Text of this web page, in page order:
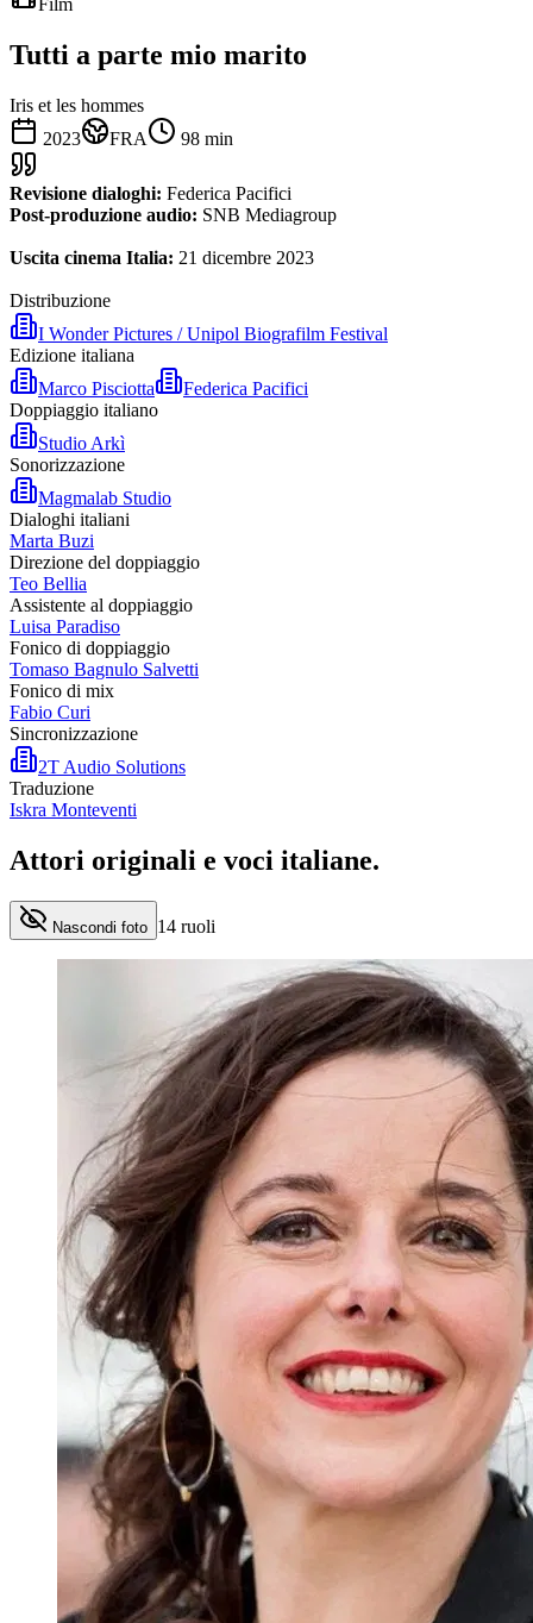
Film
Tutti a parte mio marito
Iris et les hommes
2023
FRA 98 min
Revisione dialoghi: Federica Pacifici
Post-produzione audio: SNB Mediagroup
Uscita cinema Italia: 21 dicembre 2023
Distribuzione
I Wonder Pictures / Unipol Biografilm Festival
Edizione italiana
Marco Pisciotta
Federica Pacifici
Doppiaggio italiano
Studio Arkì
Sonorizzazione
Magmalab Studio
Dialoghi italiani
Marta Buzi
Direzione del doppiaggio
Teo Bellia
Assistente al doppiaggio
Luisa Paradiso
Fonico di doppiaggio
Tomaso Bagnulo Salvetti
Fonico di mix
Fabio Curi
Sincronizzazione
2T Audio Solutions
Traduzione
Iskra Monteventi
Attori originali e voci italiane.
Nascondi foto 14 ruoli